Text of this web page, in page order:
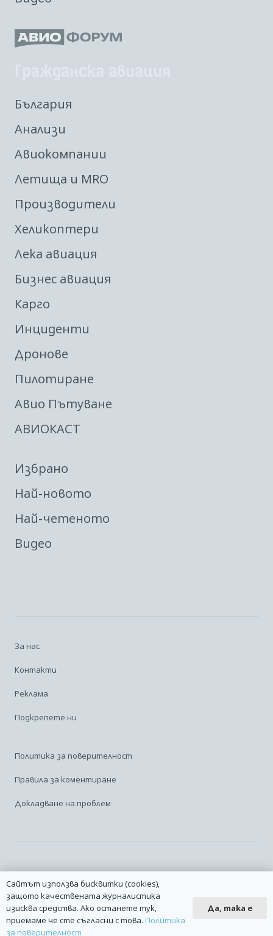
България
Анализи
Авиокомпании
Летища и MRO
Производители
Хеликоптери
Лека авиация
Бизнес авиация
Карго
Инциденти
Дронове
Пилотиране
Авио Пътуване
АВИОКАСТ
Избрано
Най-новото
Най-четеното
Видео
За нас
Контакти
Реклама
Подкрепете ни
Политика за поверителност
Правила за коментиране
Докладване на проблем
Linkedin
2014 – 2026 © Всички права запазени. | Издател: Авио Форум |
Дизайн manolov.net | Разработване Pixelliant
Сайтът използва бисквитки (cookies),
защото качествената журналистика
изисква средства. Ако останете тук,
приемаме че сте съгласни с това. Политика
за поверителност
Да, така е